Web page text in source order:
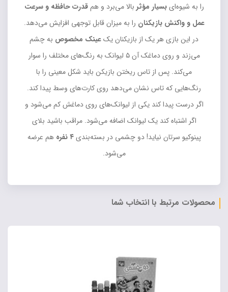
را به شیوه‌ایبسیار مؤثر بالا می‌برد و همقدرت حافظه و سرعت
عمل و واکنش بازیکنان را به میزان قابل توجهی افزایش می‌دهد.
در این بازی هر یک از بازیکنان یکعینک مخصوص به چشم
می‌زند و روی دماغک آن ۵ لیوانک به رنگ‌های مختلف را سوار
می‌کند. پس از تاس ریختن بازیکن باید شکل معینی را با
رنگ‌هایی که تاس نشان می‌دهد روی کارت‌های وسط پیدا کند.
اگر درست پیدا کند یکی از لیوانک‌های روی دماغش کم می‌شود و
اگر اشتباه کند یک لیوانک اضافه می‌شود. مراقب باشید بلای
پینوکیو سرتان نیاید! دو چشمی در بسته‌بندی۴ نفره
هم عرضه
می‌شود.
محصولات مرتبط با انتخاب شما